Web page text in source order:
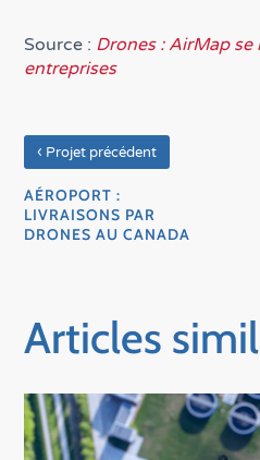
Source : Drones : AirMap
entreprises
‹ Projet précédent
AÉROPORT :
LIVRAISONS PAR
DRONES AU CANADA
Articles